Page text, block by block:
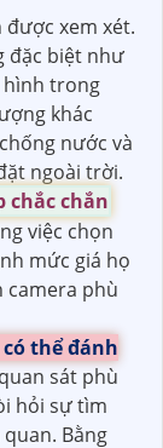
được xem xét.
đặc biệt như
hình trong
khác
nước và
ngoài trời.
chắc chắn
việc chọn
mức giá họ
camera phù
thể đánh
sát phù
hỏi sự tìm
Bằng